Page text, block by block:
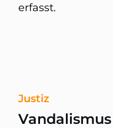
erfasst.
Justiz